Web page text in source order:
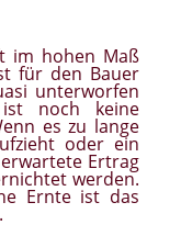
im hohen Maß
für den Bauer
unterworfen
noch keine
es zu lange
oder ein
Ertrag
werden.
Ernte ist das